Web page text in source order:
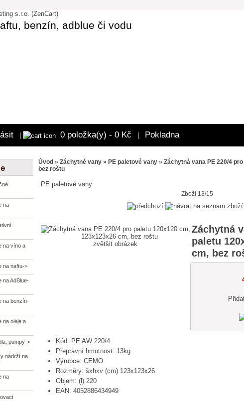
benzín, adblue či vodu
0 položka(y) - 0 Kč Pokladna
na
na víno a
na naftu->
na AdBlue-
na benzín-
na oleje a
pumpy->
nádrží na
na
Úvod »Záchytné vany » PE paletové vany » Záchytná vana PE 220/4
bez roštu
PE paletové vany
Zboží 13/15
zvětšit obrázek
Záchytná
paletu
cm, bez
Kód: PE AW 220/4
Přepravní hmotnost: 13kg
Výrobce: CEMO
Rozměry: šxhxv (cm) 123x123x26
Objem: (l) 220
EAN: 4052886434949